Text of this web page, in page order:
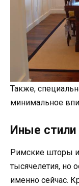
Также,
минимальное
Иные
Римские шторы
тысячелетия, но
именно сейчас.